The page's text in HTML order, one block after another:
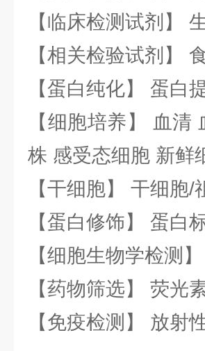
【临床检测试剂】
【相关检验试剂】
【蛋白纯化】 蛋白
【细胞培养】 血
株 感受态细胞 新鲜
【干细胞】 干细胞
【蛋白修饰】 蛋白
【细胞生物学检测
【药物筛选】 荧光
【免疫检测】 放射